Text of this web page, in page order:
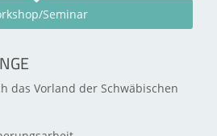
Seminar
das Vorland der Schwäbischen